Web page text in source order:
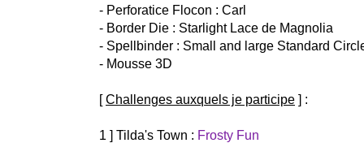
- Perforatice Flocon : Carl
- Border Die : Starlight Lace de Magnolia
- Spellbinder : Small and large Standard
- Mousse 3D
[Challenges auxquels je participe ] :
1 ] Tilda's Town : Frosty Fun